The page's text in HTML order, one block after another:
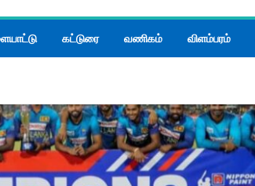
கட்டுரை வணிகம் விளம்பரம்